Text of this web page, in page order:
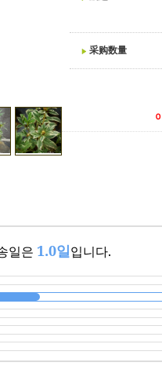
采购数量
일은 1.0일입니다.